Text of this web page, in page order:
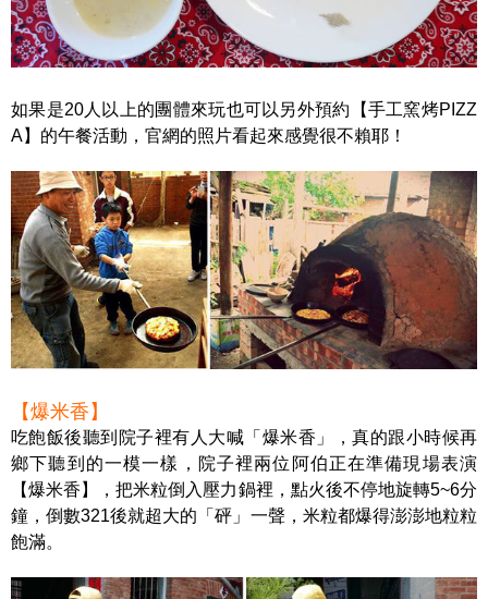
如果是20人以上的團體來玩也可以另外預約【手工窯烤PIZZ
A】的午餐活動，官網的照片看起來感覺很不賴耶！
【爆米香】
吃飽飯後聽到院子裡有人大喊「爆米香」，真的跟小時候再
鄉下聽到的一模一樣，院子裡兩位阿伯正在準備現場表演
【爆米香】，把米粒倒入壓力鍋裡，點火後不停地旋轉5~6分
鐘，倒數321後就超大的「砰」一聲，米粒都爆得澎澎地粒粒
飽滿。